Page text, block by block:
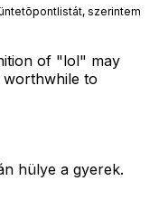
szerintem
of "lol" may
to
hülye a gyerek.